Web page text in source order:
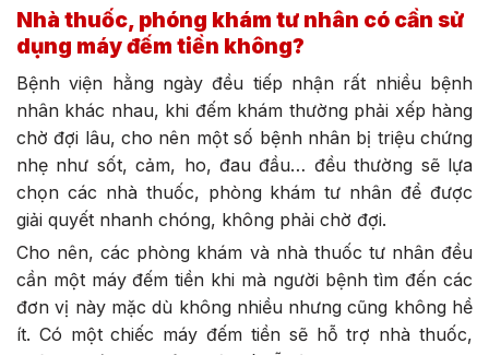
Nhà thuốc, phóng khám tư nhân có cần sử
dụng máy đếm tiền không?
Bệnh viện hằng ngày đều tiếp nhận rất nhiều bệnh
nhân khác nhau, khi đếm khám thường phải xếp hàng
chờ đợi lâu, cho nên một số bệnh nhân bị triệu chứng
nhẹ như sốt, cảm, ho, đau đầu… đều thường sẽ lựa
chọn các nhà thuốc, phòng khám tư nhân để được
giải quyết nhanh chóng, không phải chờ đợi.
Cho nên, các phòng khám và nhà thuốc tư nhân đều
cần một máy đếm tiền khi mà người bệnh tìm đến các
đơn vị này mặc dù không nhiều nhưng cũng không hề
ít. Có một chiếc máy đếm tiền sẽ hỗ trợ nhà thuốc,